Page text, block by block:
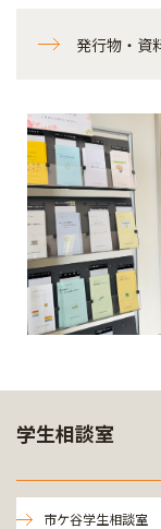
発行物・資
学生相談室
市ケ谷学生相談室